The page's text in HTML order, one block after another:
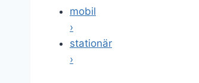
mobil
›
stationär
›